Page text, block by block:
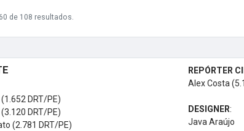
de 108 resultados.
DRT/PE)
DRT/PE)
(2.781 DRT/PE)
REPÓRTER
Alex Costa
DESIGNER:
Java Araújo